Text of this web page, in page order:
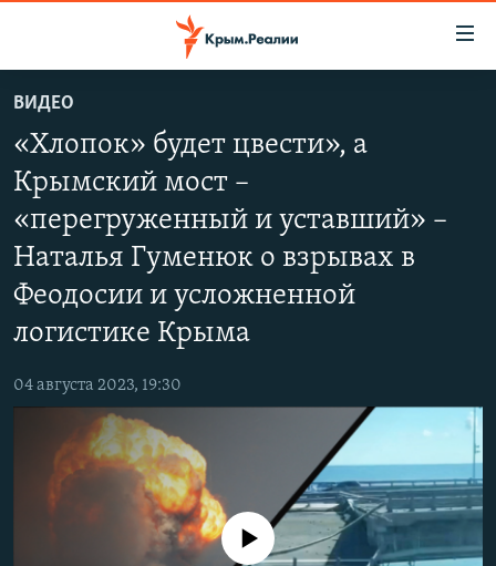
основному
содержанию
Вернутся
главной
навигации
Вернутся
НОВОСТИ
СПЕЦПРОЕКТЫ
ГРУЗ 200
КАРТА ВОЕННЫХ ОБЪЕКТОВ КРЫМА
11 ЛЕТ ОККУПАЦИИ КРЫМА. 11 ИСТОРИЙ СОПРОТИВЛЕНИЯ
ВОДА
ИСТОРИЯ
ЕЩЕ
ТЕЛЕПРОЕКТ КРЫМ.РЕАЛИИ
СОВЕТЫ ПРАВОЗАЩИТНИКОВ
ПРОПАВШИЕ БЕЗ ВЕСТИ
ПОБЕДИТЕЛЕЙ НЕ СУДЯТ?
КРЫМ.НЕПОКОРЕННЫЙ
РАДІО СВОБОДА
Українською
Qırımtatar
ПРИСОЕДИНЯЙТЕСЬ!
ВИДЕО
«Хлопок» будет цвести», а
Крымский мост –
«перегруженный и уставший» –
Наталья Гуменюк о взрывах в
Феодосии и усложненной
логистике Крыма
04 августа 2023, 19:30
No media source currently available